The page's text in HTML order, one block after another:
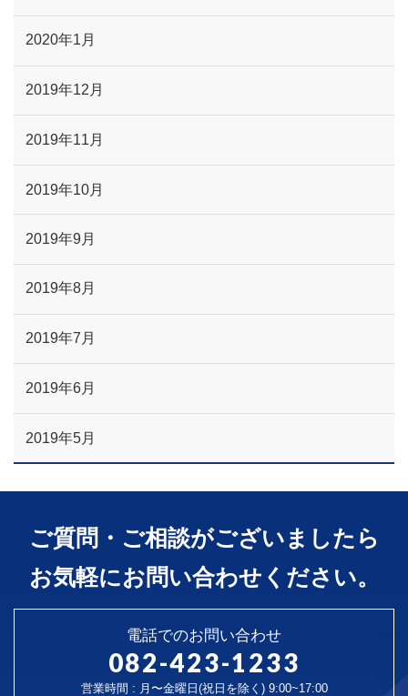
2020年1月
2019年12月
2019年11月
2019年10月
2019年9月
2019年8月
2019年7月
2019年6月
2019年5月
ご質問・ご相談がございましたら
お気軽にお問い合わせください。
電話でのお問い合わせ
082-423-1233
営業時間 : 月〜金曜日(祝日を除く) 9:00~17:00